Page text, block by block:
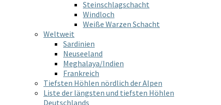
Steinschlagschacht
Windloch
Weiße Warzen Schacht
Weltweit
Sardinien
Neuseeland
Meghalaya/Indien
Frankreich
Tiefsten Höhlen nördlich der Alpen
Liste der längsten und tiefsten Höhlen
Deutschlands